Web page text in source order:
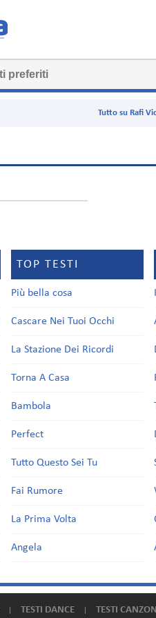
Tutto su Rafi
TOP TESTI
Più bella cosa
Cascare Nei Tuoi Occhi
La Stazione Dei Ricordi
Torna A Casa
Bambola
Perfect
Tutto Questo Sei Tu
Fai Rumore
La Prima Volta
Angela
TESTI DANCE TESTI